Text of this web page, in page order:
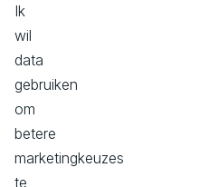
Ik
wil
data
gebruiken
om
betere
marketingkeuzes
te